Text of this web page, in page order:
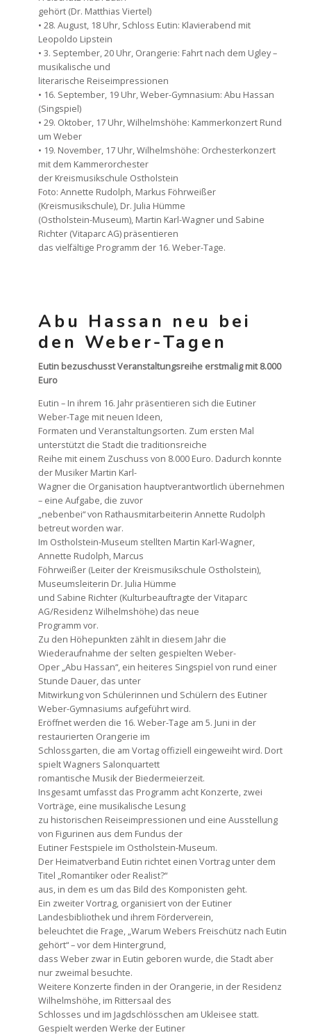
gehört (Dr. Matthias Viertel)
• 28. August, 18 Uhr, Schloss Eutin: Klavierabend mit
Leopoldo Lipstein
• 3. September, 20 Uhr, Orangerie: Fahrt nach dem Ugley –
musikalische und
literarische Reiseimpressionen
• 16. September, 19 Uhr, Weber-Gymnasium: Abu Hassan
(Singspiel)
• 29. Oktober, 17 Uhr, Wilhelmshöhe: Kammerkonzert Rund
um Weber
• 19. November, 17 Uhr, Wilhelmshöhe: Orchesterkonzert
mit dem Kammerorchester
der Kreismusikschule Ostholstein
Foto: Annette Rudolph, Markus Föhrweißer
(Kreismusikschule), Dr. Julia Hümme
(Ostholstein-Museum), Martin Karl-Wagner und Sabine
Richter (Vitaparc AG) präsentieren
das vielfältige Programm der 16. Weber-Tage.
Abu Hassan neu bei
den Weber-Tagen
Eutin bezuschusst Veranstaltungsreihe erstmalig mit 8.000
Euro
Eutin – In ihrem 16. Jahr präsentieren sich die Eutiner
Weber-Tage mit neuen Ideen,
Formaten und Veranstaltungsorten. Zum ersten Mal
unterstützt die Stadt die traditionsreiche
Reihe mit einem Zuschuss von 8.000 Euro. Dadurch konnte
der Musiker Martin Karl-
Wagner die Organisation hauptverantwortlich übernehmen
– eine Aufgabe, die zuvor
„nebenbei“ von Rathausmitarbeiterin Annette Rudolph
betreut worden war.
Im Ostholstein-Museum stellten Martin Karl-Wagner,
Annette Rudolph, Marcus
Föhrweißer (Leiter der Kreismusikschule Ostholstein),
Museumsleiterin Dr. Julia Hümme
und Sabine Richter (Kulturbeauftragte der Vitaparc
AG/Residenz Wilhelmshöhe) das neue
Programm vor.
Zu den Höhepunkten zählt in diesem Jahr die
Wiederaufnahme der selten gespielten Weber-
Oper „Abu Hassan“, ein heiteres Singspiel von rund einer
Stunde Dauer, das unter
Mitwirkung von Schülerinnen und Schülern des Eutiner
Weber-Gymnasiums aufgeführt wird.
Eröffnet werden die 16. Weber-Tage am 5. Juni in der
restaurierten Orangerie im
Schlossgarten, die am Vortag offiziell eingeweiht wird. Dort
spielt Wagners Salonquartett
romantische Musik der Biedermeierzeit.
Insgesamt umfasst das Programm acht Konzerte, zwei
Vorträge, eine musikalische Lesung
zu historischen Reiseimpressionen und eine Ausstellung
von Figurinen aus dem Fundus der
Eutiner Festspiele im Ostholstein-Museum.
Der Heimatverband Eutin richtet einen Vortrag unter dem
Titel „Romantiker oder Realist?“
aus, in dem es um das Bild des Komponisten geht.
Ein zweiter Vortrag, organisiert von der Eutiner
Landesbibliothek und ihrem Förderverein,
beleuchtet die Frage, „Warum Webers Freischütz nach Eutin
gehört“ – vor dem Hintergrund,
dass Weber zwar in Eutin geboren wurde, die Stadt aber
nur zweimal besuchte.
Weitere Konzerte finden in der Orangerie, in der Residenz
Wilhelmshöhe, im Rittersaal des
Schlosses und im Jagdschlösschen am Ukleisee statt.
Gespielt werden Werke der Eutiner